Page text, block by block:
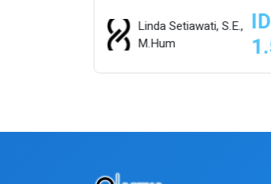
Linda Setiawati, S.E.,
M.Hum